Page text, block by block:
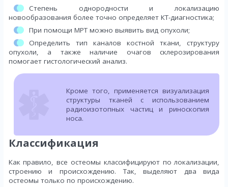
Степень однородности и локализацию
новообразования более точно определяет КТ-диагностика;
При помощи МРТ можно выявить вид опухоли;
Определить тип каналов костной ткани, структуру
опухоли, а также наличие очагов склерозирования
помогает гистологический анализ.
Кроме того, применяется визуализация
структуры тканей с использованием
радиоизотопных частиц и риноскопия
носа.
Классификация
Как правило, все остеомы классифицируют по локализации,
строению и происхождению. Так, выделяют два вида
остеомы только по происхождению.